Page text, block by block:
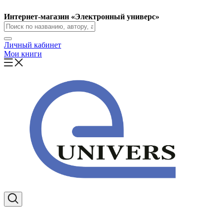
Интернет-магазин «Электронный универс»
Личный кабинет
Мои книги